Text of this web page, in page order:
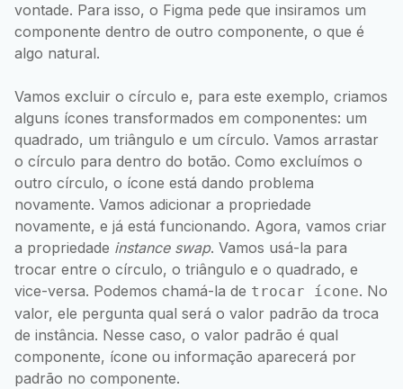
vontade. Para isso, o Figma pede que insiramos um
componente dentro de outro componente, o que é
algo natural.
Vamos excluir o círculo e, para este exemplo, criamos
alguns ícones transformados em componentes: um
quadrado, um triângulo e um círculo. Vamos arrastar
o círculo para dentro do botão. Como excluímos o
outro círculo, o ícone está dando problema
novamente. Vamos adicionar a propriedade
novamente, e já está funcionando. Agora, vamos criar
a propriedade instance swap. Vamos usá-la para
trocar entre o círculo, o triângulo e o quadrado, e
vice-versa. Podemos chamá-la de trocar ícone. No
valor, ele pergunta qual será o valor padrão da troca
de instância. Nesse caso, o valor padrão é qual
componente, ícone ou informação aparecerá por
padrão no componente.